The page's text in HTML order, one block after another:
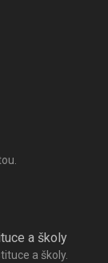
a školy
a školy.